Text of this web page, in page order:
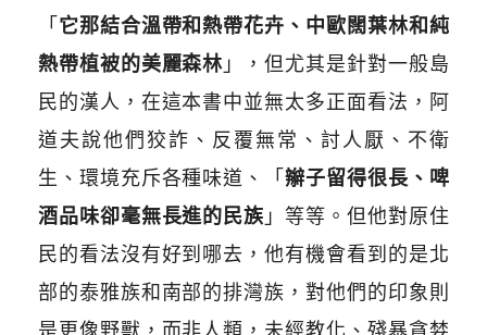
「 它那結合溫帶和熱帶花卉、中歐闊葉林和純
熱帶植被的美麗森林 」，但尤其是針對一般島
民的漢人，在這本書中並無太多正面看法，阿
道夫說他們狡詐、反覆無常、討人厭、不衛
生、環境充斥各種味道、「辮子留得很長、啤
酒品味卻毫無長進的民族 」等等。但他對原住
民的看法沒有好到哪去，他有機會看到的是北
部的泰雅族和南部的排灣族，對他們的印象則
是更像野獸，而非人類，未經教化、殘暴貪婪